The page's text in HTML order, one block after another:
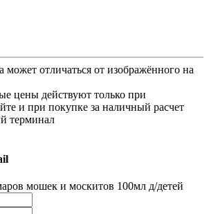
отличаться от изображённого на
цены действуют только при
и при покупке за наличный расчет
терминал
мошек и москитов 100мл д/детей